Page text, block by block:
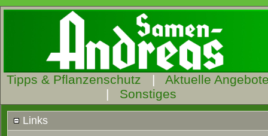
Tipps & Pflanzenschutz | Aktuelle
| Sonstiges
Links